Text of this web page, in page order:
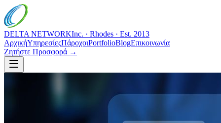
DELTA NETWORKInc. · Rhodes · Est. 2013
ΑρχικήΥπηρεσίεςΠάροχοιPortfolioBlogΕπικοινωνία
Ζητήστε Προσφορά →